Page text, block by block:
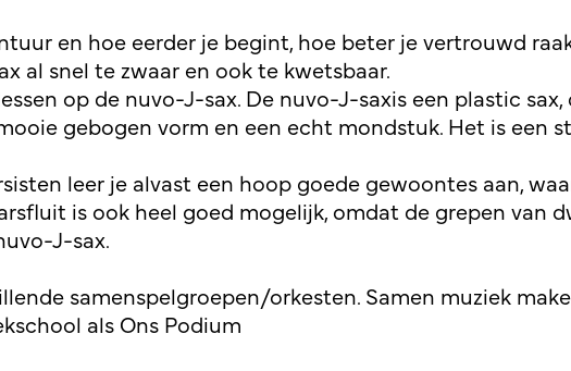
en hoe eerder je begint, hoe beter je vertrouwd
al snel te zwaar en ook te kwetsbaar.
op de nuvo-J-sax. De nuvo-J-saxis een plastic
gebogen vorm en een echt mondstuk. Het is een
leer je alvast een hoop goede gewoontes aan,
is ook heel goed mogelijk, omdat de grepen van
J-sax.
samenspelgroepen/orkesten. Samen muziek
als Ons Podium